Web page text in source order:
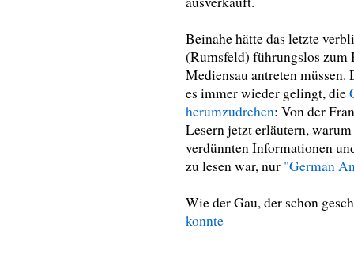
Beinahe hätte das letzte
(Rumsfeld) führungslos zum
Mediensau antreten
es immer wieder gelingt, die
herumzudrehen: Von der
Lesern jetzt erläutern,
verdünnten Informationen
zu lesen war, nur "German
Wie der Gau, der schon
konnte